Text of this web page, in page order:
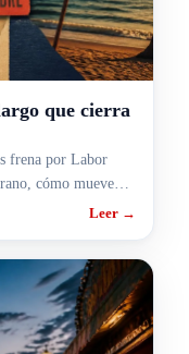
que cierra
frena por Labor
cómo mueve
Leer →